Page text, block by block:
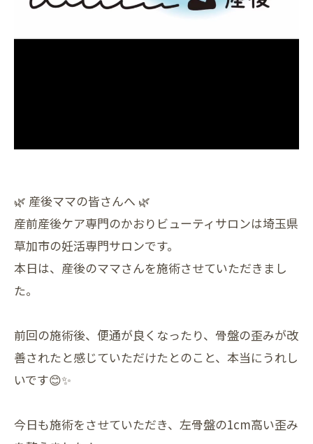
🌿 産後ママの皆さんへ 🌿
産前産後ケア専門のかおりビューティサロンは埼玉県
草加市の妊活専門サロンです。
本日は、産後のママさんを施術させていただきまし
た。
前回の施術後、便通が良くなったり、骨盤の歪みが改
善されたと感じていただけたとのこと、本当にうれし
いです😊✨
今日も施術をさせていただき、左骨盤の1cm高い歪み